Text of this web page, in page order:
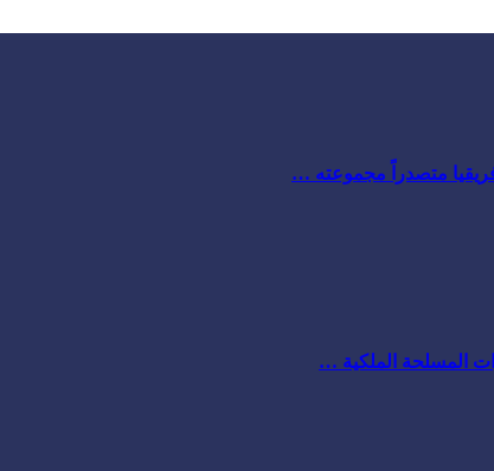
متصدراً مجموعته …
المسلحة الملكية …